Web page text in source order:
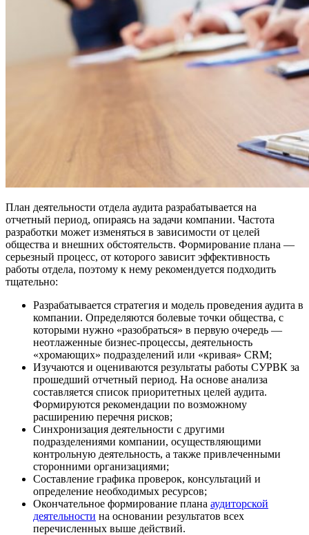
План деятельности отдела аудита разрабатывается на
отчетный период, опираясь на задачи компании. Частота
разработки может изменяться в зависимости от целей
общества и внешних обстоятельств. Формирование плана —
серьезный процесс, от которого зависит эффективность
работы отдела, поэтому к нему рекомендуется подходить
тщательно:
Разрабатывается стратегия и модель проведения аудита в
компании. Определяются болевые точки общества, с
которыми нужно «разобраться» в первую очередь —
неотлаженные бизнес-процессы, деятельность
«хромающих» подразделений или «кривая» CRM;
Изучаются и оцениваются результаты работы СУРВК за
прошедший отчетный период. На основе анализа
составляется список приоритетных целей аудита.
Формируются рекомендации по возможному
расширению перечня рисков;
Синхронизация деятельности с другими
подразделениями компании, осуществляющими
контрольную деятельность, а также привлеченными
сторонними организациями;
Составление графика проверок, консультаций и
определение необходимых ресурсов;
Окончательное формирование плана аудиторской
деятельности на основании результатов всех
перечисленных выше действий.